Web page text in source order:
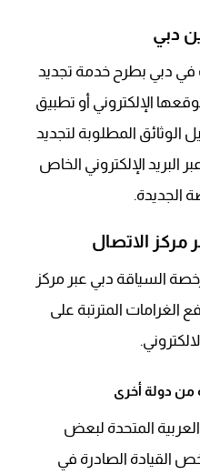
دبي
دبي بطرح خدمة تجديد
الإلكتروني أو تطبيق
الوثائق المطلوبة لتجديد
البريد الإلكتروني الخاص
الجديدة.
مركز الاتصال
السياقة دبي عبر مركز
بعد دفع الغرامات المترتبة على
من دولة أخرى
المتحدة لبعض
القيادة الصادرة في